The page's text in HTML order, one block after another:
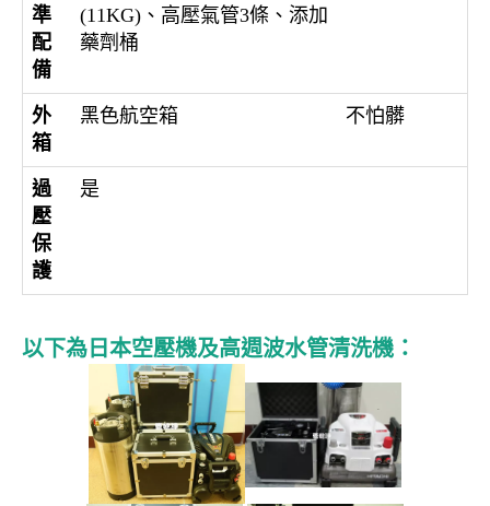
準
配
備
(11KG)、高壓氣管3條、添加
藥劑桶
外
箱
黑色航空箱 不怕髒
過
壓
保
護
是
以下為日本空壓機及高週波水管清洗機：